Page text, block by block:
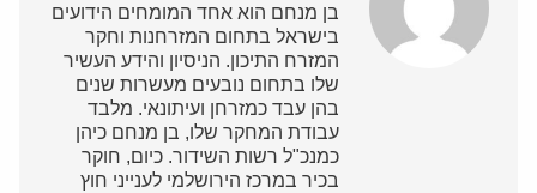
בן מנחם הוא אחד המומחים הידועים
בישראל בתחום המזרחנות וחקר
המזרח התיכון. הניסיון והידע העשיר
שלו בתחום נובעים מעשרות שנים
בהן עבד כמזרחן ועיתונאי. מלבד
עבודת המחקר שלו, בן מנחם כיהן
כמנכ"ל רשות השידור. כיום, חוקר
בכיר במרכז הירושלמי לענייני חוץ